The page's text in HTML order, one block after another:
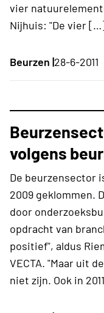
vier
Nijhuis: "De vier
Beurzen |28-6-2011
volgens
De beurzensector
2009 geklommen.
door
opdracht van
positief", aldus
VECTA. "Maar uit
niet zijn. Ook in